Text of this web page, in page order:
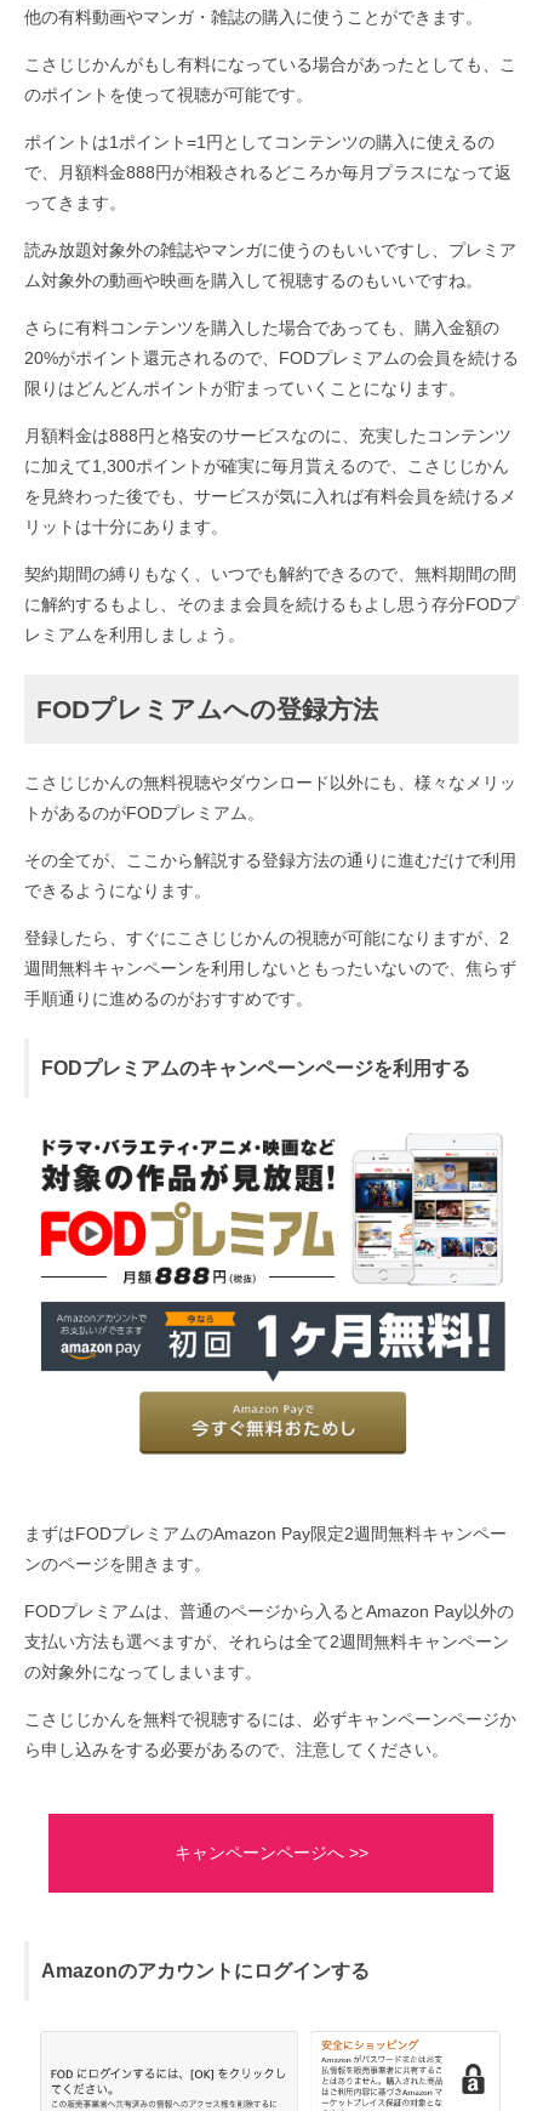
他の有料動画やマンガ・雑誌の購入に使うことができます。
こさじじかんがもし有料になっている場合があったとしても、こ
のポイントを使って視聴が可能です。
ポイントは1ポイント=1円としてコンテンツの購入に使えるの
で、月額料金888円が相殺されるどころか毎月プラスになって返
ってきます。
読み放題対象外の雑誌やマンガに使うのもいいですし、プレミア
ム対象外の動画や映画を購入して視聴するのもいいですね。
さらに有料コンテンツを購入した場合であっても、購入金額の
20%がポイント還元されるので、FODプレミアムの会員を続ける
限りはどんどんポイントが貯まっていくことになります。
月額料金は888円と格安のサービスなのに、充実したコンテンツ
に加えて1,300ポイントが確実に毎月貰えるので、こさじじかん
を見終わった後でも、サービスが気に入れば有料会員を続けるメ
リットは十分にあります。
契約期間の縛りもなく、いつでも解約できるので、無料期間の間
に解約するもよし、そのまま会員を続けるもよし思う存分FODプ
レミアムを利用しましょう。
FODプレミアムへの登録方法
こさじじかんの無料視聴やダウンロード以外にも、様々なメリッ
トがあるのがFODプレミアム。
その全てが、ここから解説する登録方法の通りに進むだけで利用
できるようになります。
登録したら、すぐにこさじじかんの視聴が可能になりますが、2
週間無料キャンペーンを利用しないともったいないので、焦らず
手順通りに進めるのがおすすめです。
FODプレミアムのキャンペーンページを利用する
まずはFODプレミアムのAmazon Pay限定2週間無料キャンペー
ンのページを開きます。
FODプレミアムは、普通のページから入るとAmazon Pay以外の
支払い方法も選べますが、それらは全て2週間無料キャンペーン
の対象外になってしまいます。
こさじじかんを無料で視聴するには、必ずキャンペーンページか
ら申し込みをする必要があるので、注意してください。
キャンペーンページへ >>
Amazonのアカウントにログインする